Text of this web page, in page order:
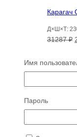
Карагач
Д×Ш×Т:
31287₽
Распродажа!
Груша
Имя
Пароль